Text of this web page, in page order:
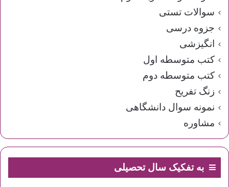
سوالات تستی
جزوه درسی
انگیزشی
کتب متوسطه اول
کتب متوسطه دوم
زنگ تفریح
نمونه سوال دانشگاهی
مشاوره
به تفکیک سال تحصیلی